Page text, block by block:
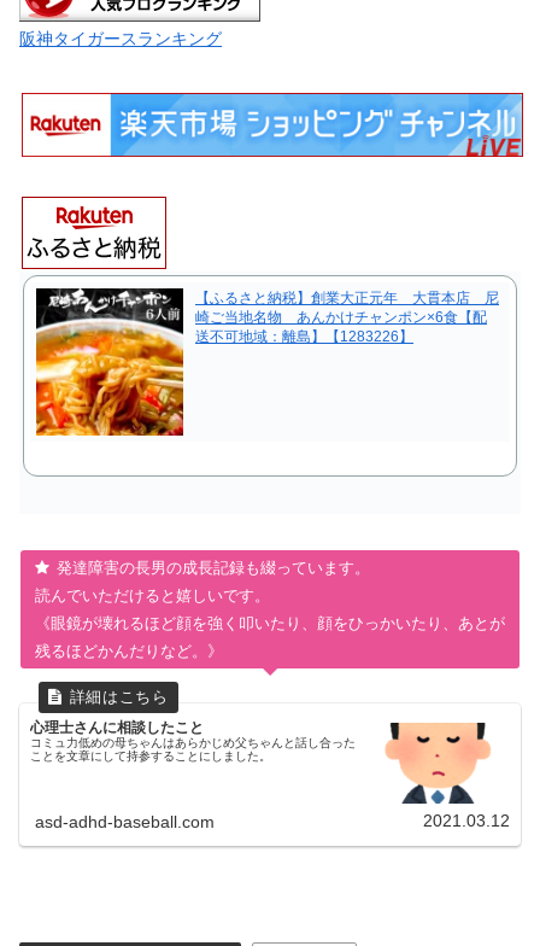
阪神タイガースランキング
【ふるさと納税】創業大正元年 大貫本店 尼
崎ご当地名物 あんかけチャンポン×6食【配
送不可地域：離島】【1283226】
発達障害の長男の成長記録も綴っています。
読んでいただけると嬉しいです。
《眼鏡が壊れるほど顔を強く叩いたり、顔をひっかいたり、あとが
残るほどかんだりなど。》
心理士さんに相談したこと
コミュ力低めの母ちゃんはあらかじめ父ちゃんと話し合った
ことを文章にして持参することにしました。
asd-adhd-baseball.com 2021.03.12